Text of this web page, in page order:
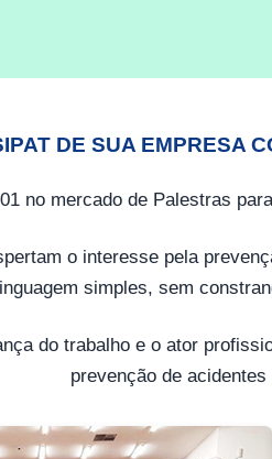
DE SUA EMPRESA
no mercado de Palestras
o interesse pela
simples, sem
do trabalho e o ator
prevenção de